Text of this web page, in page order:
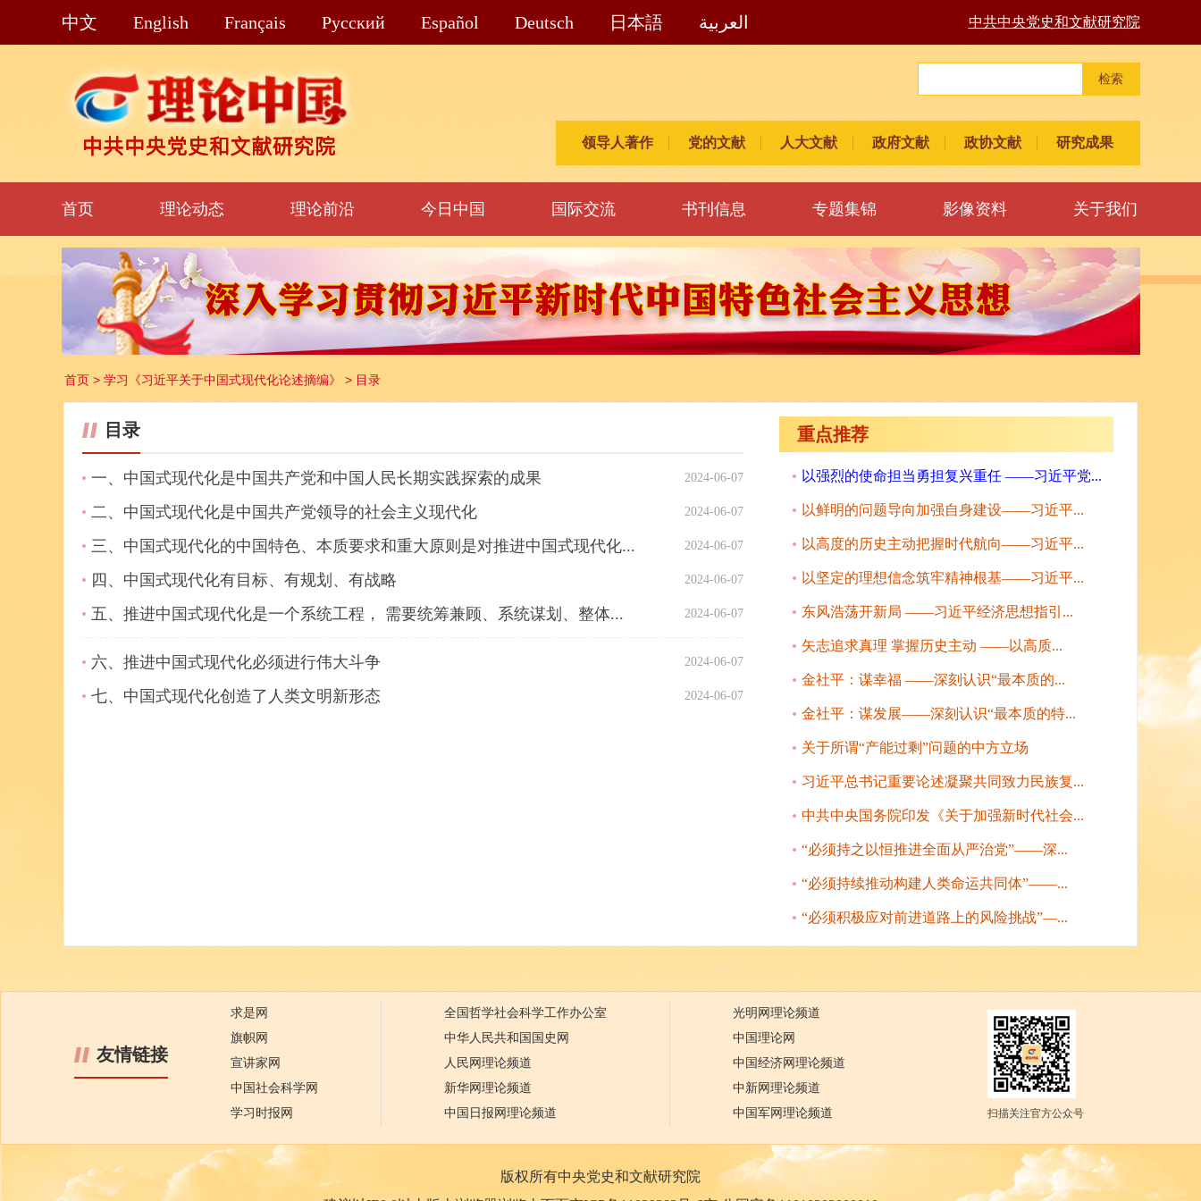
中文 English Français Pусский Español Deutsch 日本語 العربية 中共中央党史和文献研究院
检索
领导人著作 党的文献 人大文献 政府文献 政协文献 研究成果
首页 理论动态 理论前沿 今日中国 国际交流 书刊信息 专题集锦 影像资料 关于我们
首页 > 学习《习近平关于中国式现代化论述摘编》 > 目录
目录
一、中国式现代化是中国共产党和中国人民长期实践探索的成果 2024-06-07
二、中国式现代化是中国共产党领导的社会主义现代化 2024-06-07
三、中国式现代化的中国特色、本质要求和重大原则是对推进中国式现代化... 2024-06-07
四、中国式现代化有目标、有规划、有战略 2024-06-07
五、推进中国式现代化是一个系统工程， 需要统筹兼顾、系统谋划、整体... 2024-06-07
六、推进中国式现代化必须进行伟大斗争 2024-06-07
七、中国式现代化创造了人类文明新形态 2024-06-07
重点推荐
以强烈的使命担当勇担复兴重任 ——习近平党...
以鲜明的问题导向加强自身建设——习近平...
以高度的历史主动把握时代航向——习近平...
以坚定的理想信念筑牢精神根基——习近平...
东风浩荡开新局 ——习近平经济思想指引...
矢志追求真理 掌握历史主动 ——以高质...
金社平：谋幸福 ——深刻认识“最本质的...
金社平：谋发展——深刻认识“最本质的特...
关于所谓“产能过剩”问题的中方立场
习近平总书记重要论述凝聚共同致力民族复...
中共中央国务院印发《关于加强新时代社会...
“必须持之以恒推进全面从严治党”——深...
“必须持续推动构建人类命运共同体”——...
“必须积极应对前进道路上的风险挑战”—...
友情链接
求是网
旗帜网
宣讲家网
中国社会科学网
学习时报网
全国哲学社会科学工作办公室
中华人民共和国国史网
人民网理论频道
新华网理论频道
中国日报网理论频道
光明网理论频道
中国理论网
中国经济网理论频道
中新网理论频道
中国军网理论频道
扫描关注官方公众号
版权所有中央党史和文献研究院